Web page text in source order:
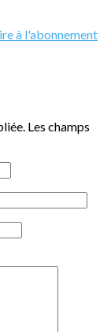
à l'abonnement
Les champs